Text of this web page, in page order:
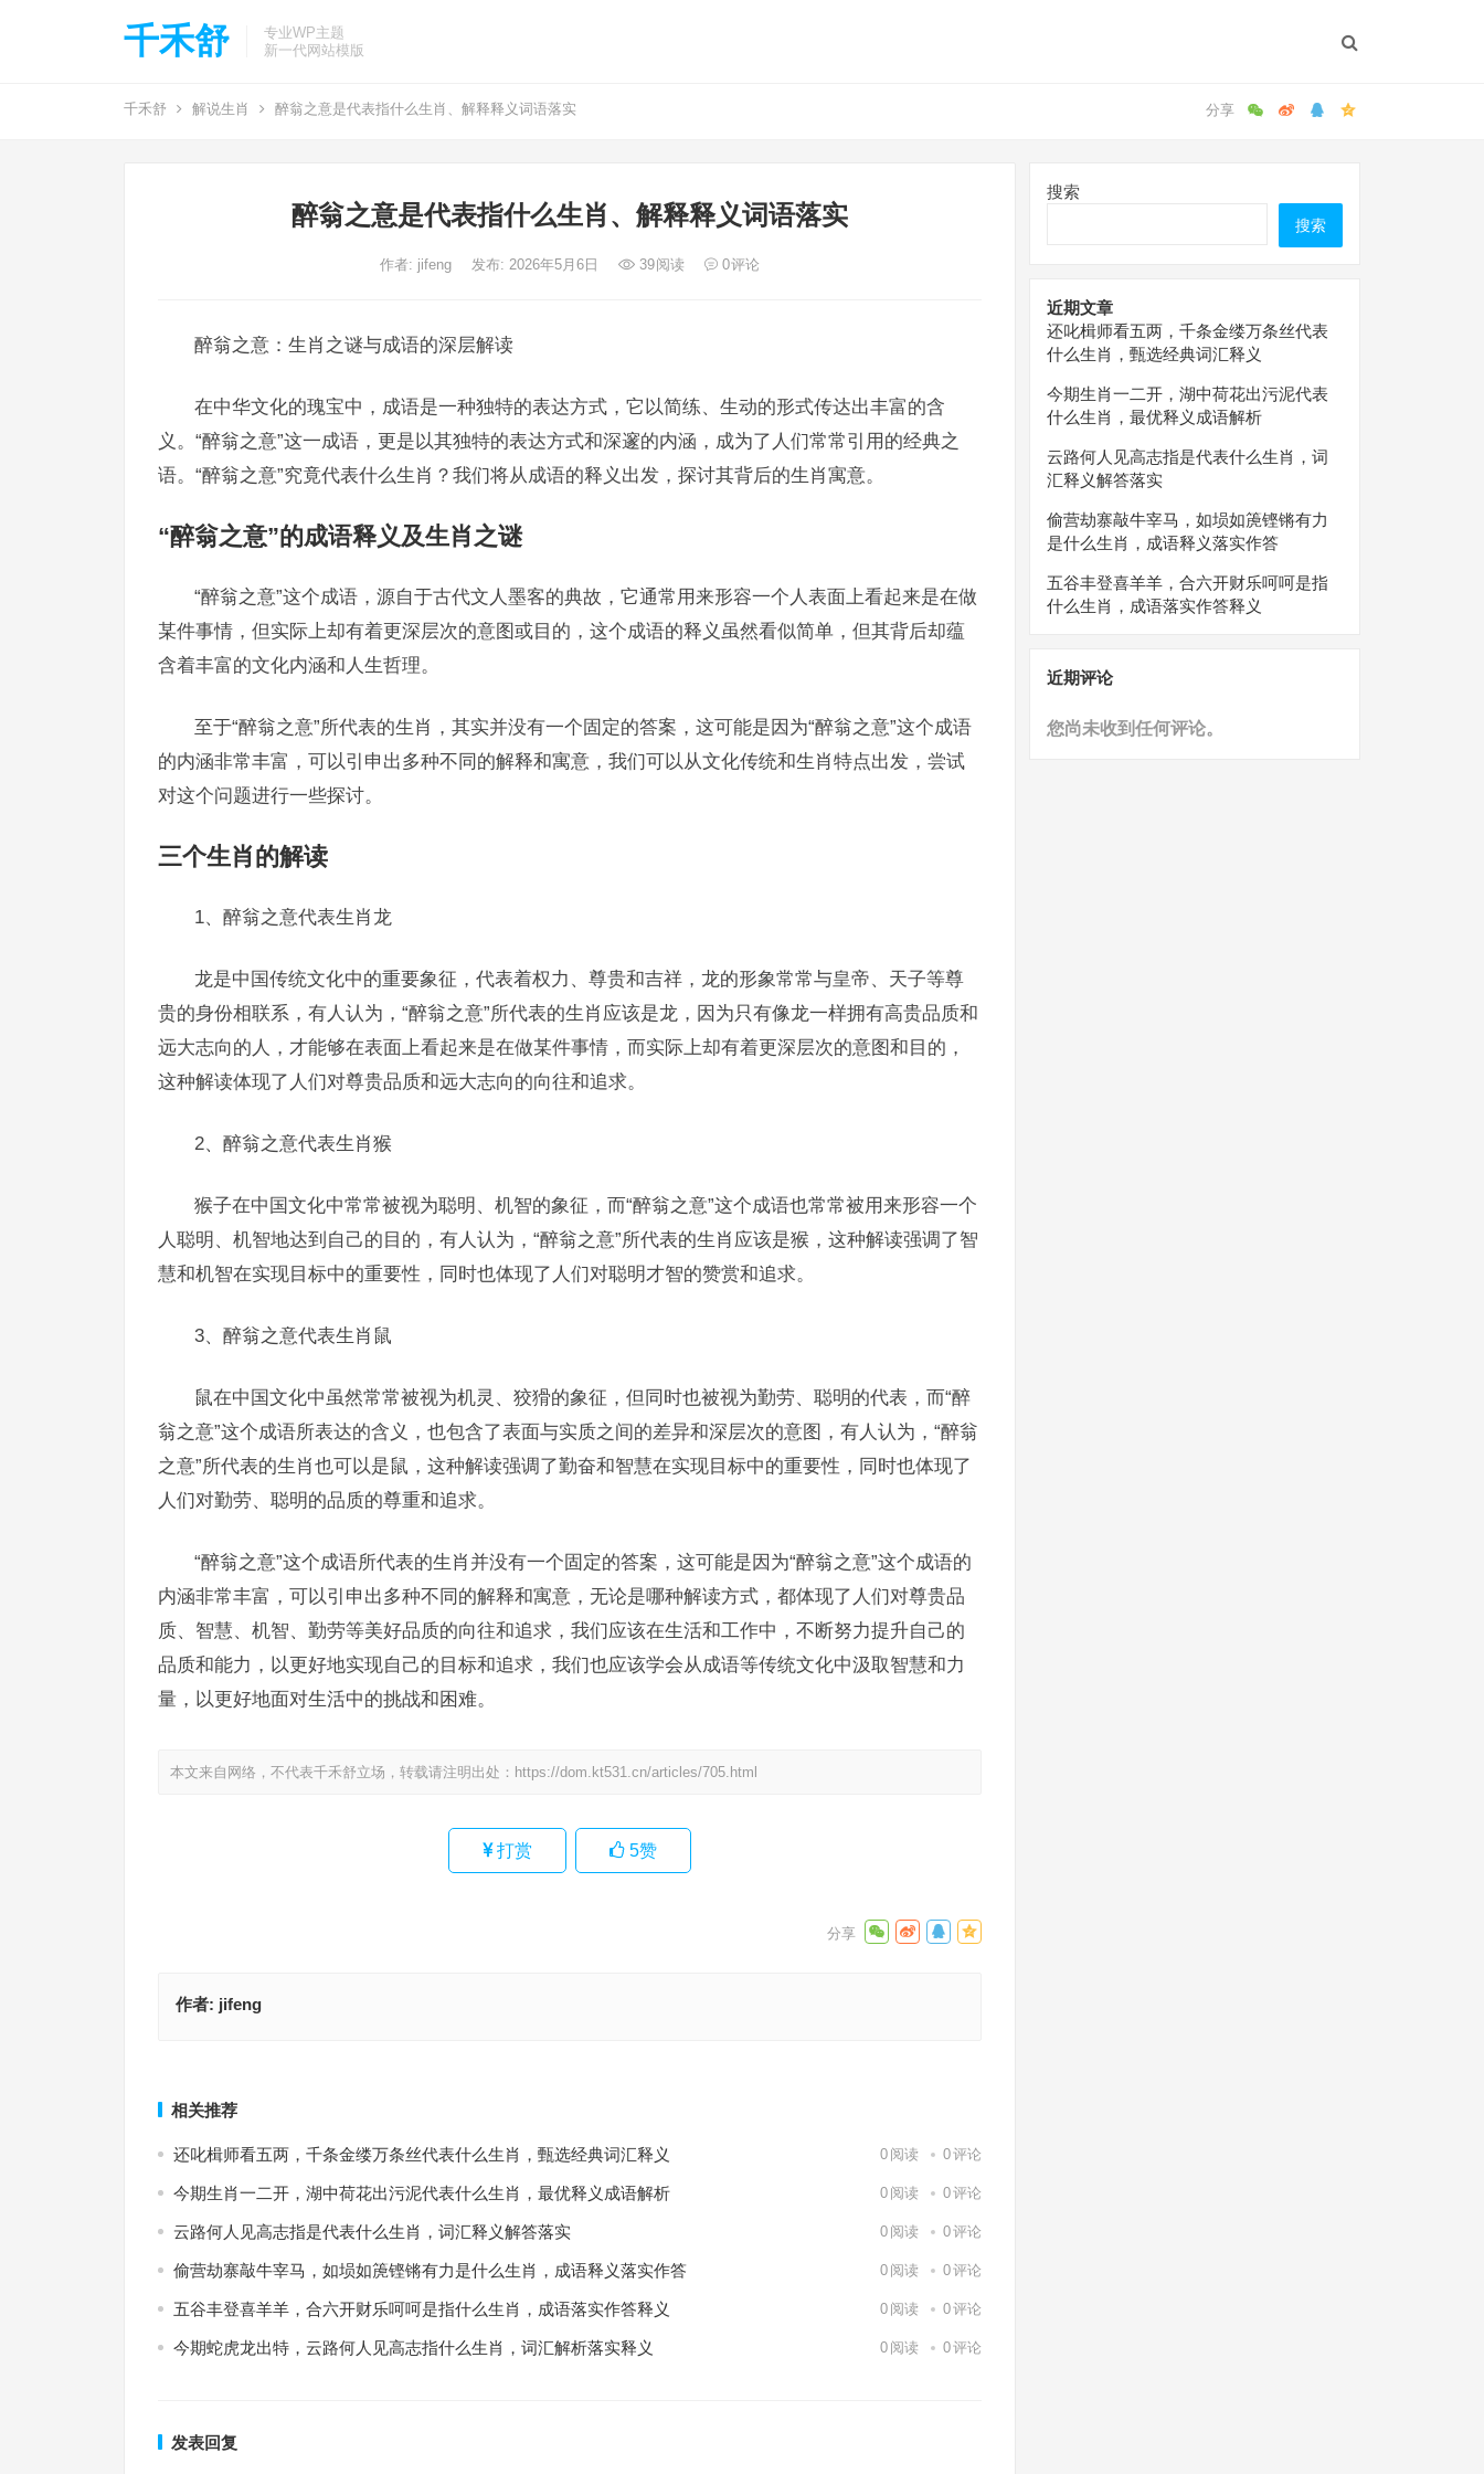
千禾舒
专业WP主题
新一代网站模版
千禾舒 解说生肖 醉翁之意是代表指什么生肖、解释释义词语落实
醉翁之意是代表指什么生肖、解释释义词语落实
作者: jifeng 发布: 2026年5月6日 39阅读 0评论
醉翁之意：生肖之谜与成语的深层解读
在中华文化的瑰宝中，成语是一种独特的表达方式，它以简练、生动的形式传达出丰富的含
义。“醉翁之意”这一成语，更是以其独特的表达方式和深邃的内涵，成为了人们常常引用的经典之
语。“醉翁之意”究竟代表什么生肖？我们将从成语的释义出发，探讨其背后的生肖寓意。
“醉翁之意”的成语释义及生肖之谜
“醉翁之意”这个成语，源自于古代文人墨客的典故，它通常用来形容一个人表面上看起来是在做
某件事情，但实际上却有着更深层次的意图或目的，这个成语的释义虽然看似简单，但其背后却蕴
含着丰富的文化内涵和人生哲理。
至于“醉翁之意”所代表的生肖，其实并没有一个固定的答案，这可能是因为“醉翁之意”这个成语
的内涵非常丰富，可以引申出多种不同的解释和寓意，我们可以从文化传统和生肖特点出发，尝试
对这个问题进行一些探讨。
三个生肖的解读
1、醉翁之意代表生肖龙
龙是中国传统文化中的重要象征，代表着权力、尊贵和吉祥，龙的形象常常与皇帝、天子等尊
贵的身份相联系，有人认为，“醉翁之意”所代表的生肖应该是龙，因为只有像龙一样拥有高贵品质和
远大志向的人，才能够在表面上看起来是在做某件事情，而实际上却有着更深层次的意图和目的，
这种解读体现了人们对尊贵品质和远大志向的向往和追求。
2、醉翁之意代表生肖猴
猴子在中国文化中常常被视为聪明、机智的象征，而“醉翁之意”这个成语也常常被用来形容一个
人聪明、机智地达到自己的目的，有人认为，“醉翁之意”所代表的生肖应该是猴，这种解读强调了智
慧和机智在实现目标中的重要性，同时也体现了人们对聪明才智的赞赏和追求。
3、醉翁之意代表生肖鼠
鼠在中国文化中虽然常常被视为机灵、狡猾的象征，但同时也被视为勤劳、聪明的代表，而“醉
翁之意”这个成语所表达的含义，也包含了表面与实质之间的差异和深层次的意图，有人认为，“醉翁
之意”所代表的生肖也可以是鼠，这种解读强调了勤奋和智慧在实现目标中的重要性，同时也体现了
人们对勤劳、聪明的品质的尊重和追求。
“醉翁之意”这个成语所代表的生肖并没有一个固定的答案，这可能是因为“醉翁之意”这个成语的
内涵非常丰富，可以引申出多种不同的解释和寓意，无论是哪种解读方式，都体现了人们对尊贵品
质、智慧、机智、勤劳等美好品质的向往和追求，我们应该在生活和工作中，不断努力提升自己的
品质和能力，以更好地实现自己的目标和追求，我们也应该学会从成语等传统文化中汲取智慧和力
量，以更好地面对生活中的挑战和困难。
本文来自网络，不代表千禾舒立场，转载请注明出处： https://dom.kt531.cn/articles/705.html
打赏 5赞
作者: jifeng
相关推荐
还叱楫师看五两，千条金缕万条丝代表什么生肖，甄选经典词汇释义 0 阅读 0评论
今期生肖一二开，湖中荷花出污泥代表什么生肖，最优释义成语解析 0 阅读 0评论
云路何人见高志指是代表什么生肖，词汇释义解答落实 0 阅读 0评论
偷营劫寨敲牛宰马，如埙如箎铿锵有力是什么生肖，成语释义落实作答 0 阅读 0评论
五谷丰登喜羊羊，合六开财乐呵呵是指什么生肖，成语落实作答释义 0 阅读 0评论
今期蛇虎龙出特，云路何人见高志指什么生肖，词汇解析落实释义 0 阅读 0评论
发表回复
搜索
搜索
近期文章
还叱楫师看五两，千条金缕万条丝代表
什么生肖，甄选经典词汇释义
今期生肖一二开，湖中荷花出污泥代表
什么生肖，最优释义成语解析
云路何人见高志指是代表什么生肖，词
汇释义解答落实
偷营劫寨敲牛宰马，如埙如箎铿锵有力
是什么生肖，成语释义落实作答
五谷丰登喜羊羊，合六开财乐呵呵是指
什么生肖，成语落实作答释义
近期评论
您尚未收到任何评论。